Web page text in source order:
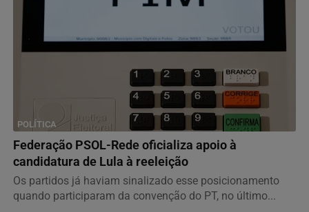
POLÍTICA
Federação PSOL-Rede oficializa apoio à
candidatura de Lula à reeleição
Os partidos já haviam sinalizado esse posicionamento
quando participaram da convenção do PT, no último...